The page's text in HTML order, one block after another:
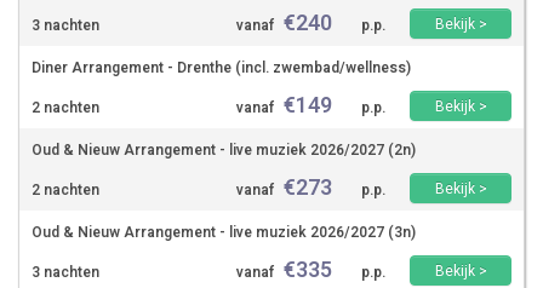
3 nachten
vanaf €240 p.p.
Bekijk >
Diner Arrangement - Drenthe (incl. zwembad/wellness)
2 nachten
vanaf €149 p.p.
Bekijk >
Oud & Nieuw Arrangement - live muziek 2026/2027 (2n)
2 nachten
vanaf €273 p.p.
Bekijk >
Oud & Nieuw Arrangement - live muziek 2026/2027 (3n)
3 nachten
vanaf €335 p.p. Bekijk >